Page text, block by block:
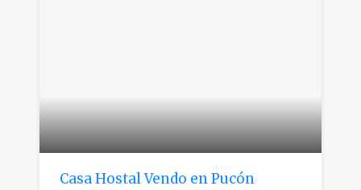
Casa Hostal Vendo en Pucón